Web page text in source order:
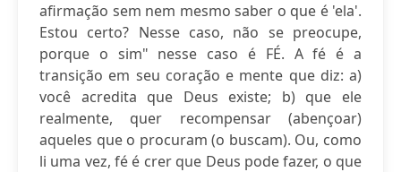
afirmação sem nem mesmo saber o que é 'ela'.
Estou certo? Nesse caso, não se preocupe,
porque o sim" nesse caso é FÉ. A fé é a
transição em seu coração e mente que diz: a)
você acredita que Deus existe; b) que ele
realmente, quer recompensar (abençoar)
aqueles que o procuram (o buscam). Ou, como
li uma vez, fé é crer que Deus pode fazer, o que